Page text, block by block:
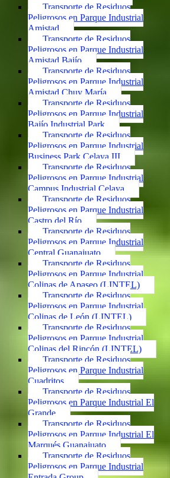
Transporte de Residuos
Peligrosos en Parque Industrial
Amistad
Transporte de Residuos
Peligrosos en Parque Industrial
Amistad Bajío
Transporte de Residuos
Peligrosos en Parque Industrial
Amistad Chuy María
Transporte de Residuos
Peligrosos en Parque Industrial
Bajío Industrial Park
Transporte de Residuos
Peligrosos en Parque Industrial
Business Park Celaya III
Transporte de Residuos
Peligrosos en Parque Industrial
Campus Industrial Celaya
Transporte de Residuos
Peligrosos en Parque Industrial
Castro del Río
Transporte de Residuos
Peligrosos en Parque Industrial
Central Guanajuato
Transporte de Residuos
Peligrosos en Parque Industrial
Colinas de Apaseo (LINTEL)
Transporte de Residuos
Peligrosos en Parque Industrial
Colinas de León (LINTEL)
Transporte de Residuos
Peligrosos en Parque Industrial
Colinas del Rincón (LINTEL)
Transporte de Residuos
Peligrosos en Parque Industrial
Cuadritos
Transporte de Residuos
Peligrosos en Parque Industrial El
Grande
Transporte de Residuos
Peligrosos en Parque Industrial El
Marqués Guanajuato
Transporte de Residuos
Peligrosos en Parque Industrial